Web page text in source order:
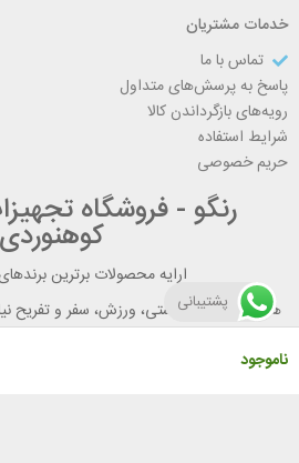
ناموجود
خدمات مشتریان
تماس با ما
پاسخ به پرسش‌های متداول
رویه‌های بازگرداندن کالا
شرایط استفاده
حریم خصوصی
رنگو - فروشگاه
کوهنوردی
ارایه محصولات برترین
هر آنچه برای تندرستی، ورزش، سفر و تفریح
پشتیبانی